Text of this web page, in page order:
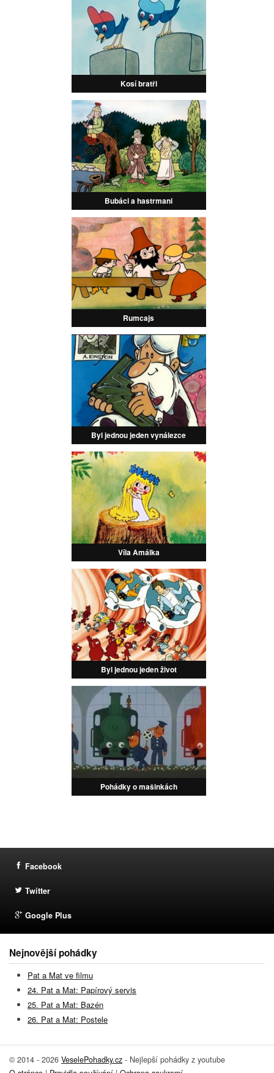
Kosí bratři
Bubáci a hastrmani
Rumcajs
Byl jednou jeden vynálezce
Víla Amálka
Byl jednou jeden život
Pohádky o mašinkách
Facebook
Twitter
Google Plus
Nejnovější pohádky
Pat a Mat ve filmu
24. Pat a Mat: Papírový servis
25. Pat a Mat: Bazén
26. Pat a Mat: Postele
© 2014 - 2026 VeselePohadky.cz - Nejlepší pohádky z youtube